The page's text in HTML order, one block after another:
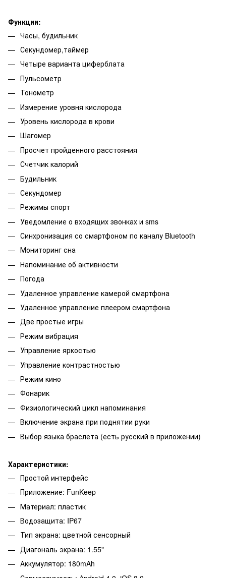
Функции:
Часы, будильник
Секундомер,таймер
Четыре варианта циферблата
Пульсометр
Тонометр
Измерение уровня кислорода
Уровень кислорода в крови
Шагомер
Просчет пройденного расстояния
Счетчик калорий
Будильник
Секундомер
Режимы спорт
Уведомление о входящих звонках и sms
Синхронизация со смартфоном по каналу Bluetooth
Мониторинг сна
Напоминание об активности
Погода
Удаленное управление камерой смартфона
Удаленное управление плеером смартфона
Две простые игры
Режим вибрация
Управление яркостью
Управление контрастностью
Режим кино
Фонарик
Физиологический цикл напоминания
Включение экрана при поднятии руки
Выбор языка браслета (есть русский в приложении)
Характеристики:
Простой интерфейс
Приложение: FunKeep
Материал: пластик
Водозащита: IP67
Тип экрана: цветной сенсорный
Диагональ экрана: 1.55"
Аккумулятор: 180mAh